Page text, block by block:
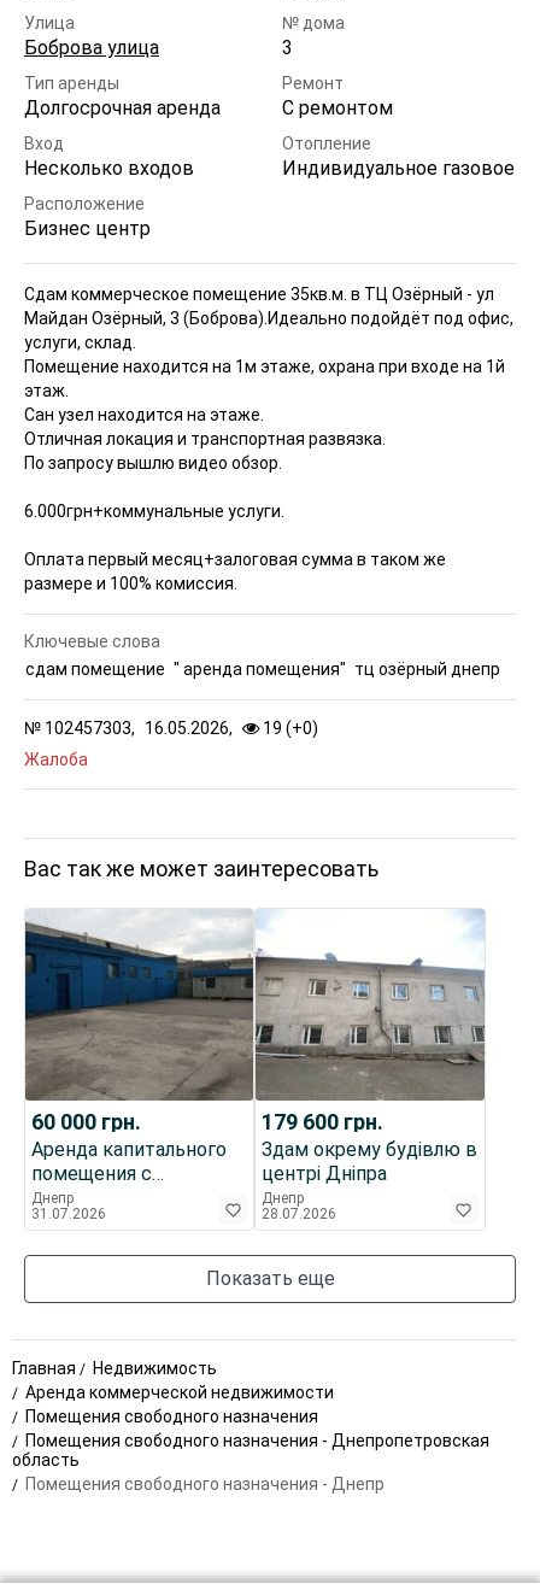
Улица
Боброва улица
№ дома
3
Тип аренды
Долгосрочная аренда
Ремонт
С ремонтом
Вход
Несколько входов
Отопление
Индивидуальное газовое
Расположение
Бизнес центр
Сдам коммерческое помещение 35кв.м. в ТЦ Озёрный - ул
Майдан Озёрный, 3 (Боброва). Идеально подойдёт под офис,
услуги, склад.
Помещение находится на 1м этаже, охрана при входе на 1й
этаж.
Сан узел находится на этаже.
Отличная локация и транспортная развязка.
По запросу вышлю видео обзор.
6.000грн+коммунальные услуги.
Оплата первый месяц+залоговая сумма в таком же
размере и 100% комиссия.
№ 102457303, 16.05.2026, 19 (+0)
Жалоба
Ключевые слова
сдам помещение " аренда помещения" тц озёрный днепр
Вас так же может заинтересовать
60 000 грн.
Аренда капитального
помещения с
огороженной
площадкой
Днепр
31.07.2026
179 600 грн.
Здам окрему будівлю в
центрі Дніпра
Днепр
28.07.2026
Показать еще
Главная
Недвижимость
Аренда коммерческой недвижимости
Помещения свободного назначения
Помещения свободного назначения - Днепропетровская
область
Помещения свободного назначения - Днепр